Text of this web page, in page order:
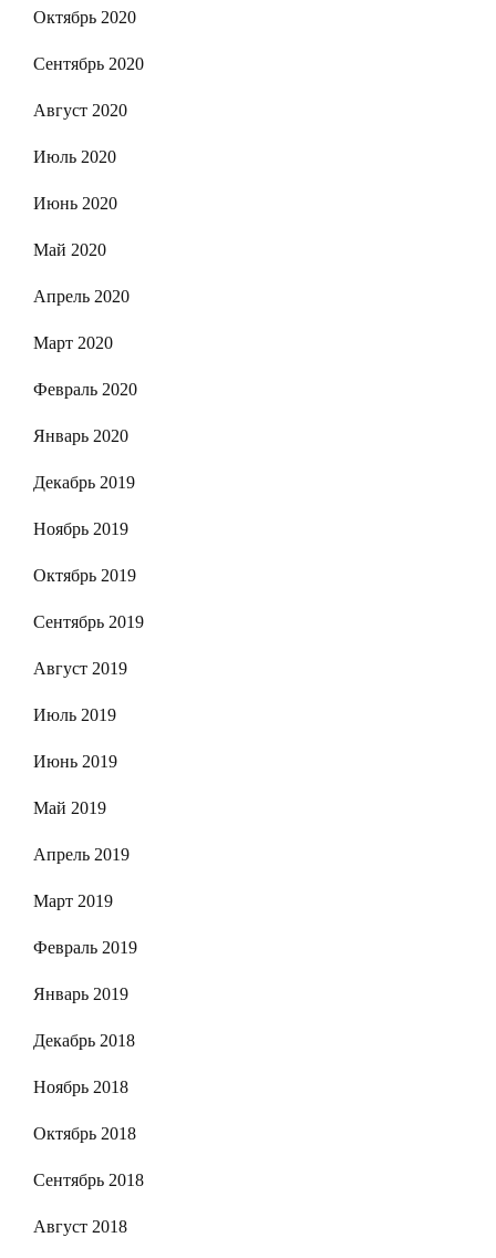
Октябрь 2020
Сентябрь 2020
Август 2020
Июль 2020
Июнь 2020
Май 2020
Апрель 2020
Март 2020
Февраль 2020
Январь 2020
Декабрь 2019
Ноябрь 2019
Октябрь 2019
Сентябрь 2019
Август 2019
Июль 2019
Июнь 2019
Май 2019
Апрель 2019
Март 2019
Февраль 2019
Январь 2019
Декабрь 2018
Ноябрь 2018
Октябрь 2018
Сентябрь 2018
Август 2018